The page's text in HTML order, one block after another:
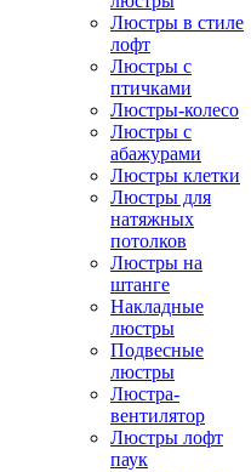
Люстры в стиле
лофт
Люстры с
птичками
Люстры-колесо
Люстры с
абажурами
Люстры клетки
Люстры для
натяжных
потолков
Люстры на
штанге
Накладные
люстры
Подвесные
люстры
Люстра-
вентилятор
Люстры лофт
паук